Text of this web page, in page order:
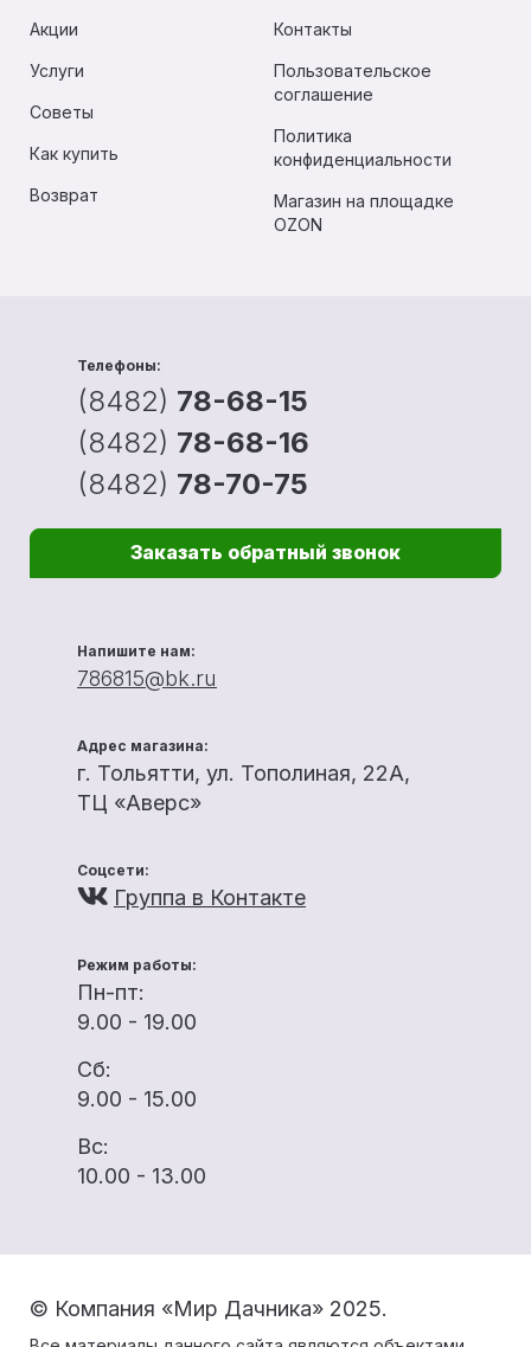
Акции
Услуги
Советы
Как купить
Возврат
Контакты
Пользовательское
соглашение
Политика
конфиденциальности
Магазин на площадке
OZON
Телефоны:
(8482) 78-68-15
(8482) 78-68-16
(8482) 78-70-75
Заказать обратный звонок
Напишите нам:
786815@bk.ru
Адрес магазина:
г. Тольятти, ул. Тополиная, 22А,
ТЦ «Аверс»
Соцсети:
Группа в Контакте
Режим работы:
Пн-пт:
9.00 - 19.00
Сб:
9.00 - 15.00
Вс:
10.00 - 13.00
© Компания «Мир Дачника» 2025.